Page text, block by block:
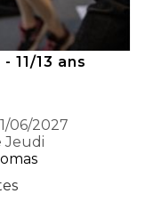
11/13 ans
06/2027
Jeudi